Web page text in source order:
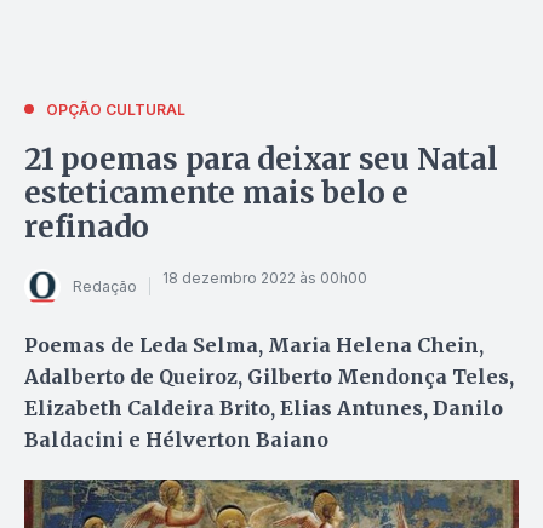
OPÇÃO CULTURAL
21 poemas para deixar seu Natal
esteticamente mais belo e
refinado
Redação 18 dezembro 2022 às 00h00
Poemas de Leda Selma, Maria Helena Chein,
Adalberto de Queiroz, Gilberto Mendonça Teles,
Elizabeth Caldeira Brito, Elias Antunes, Danilo
Baldacini e Hélverton Baiano